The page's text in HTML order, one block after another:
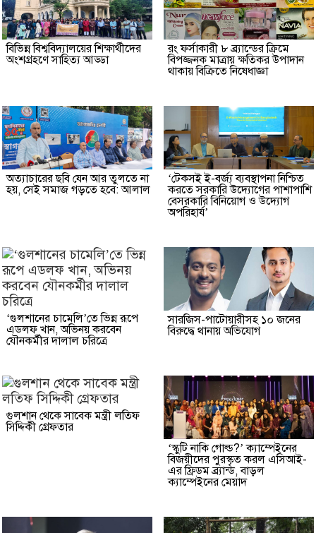
বিভিন্ন বিশ্ববিদ্যালয়ের শিক্ষার্থীদের
অংশগ্রহণে সাহিত্য আড্ডা
রং ফর্সাকারী ৮ ব্র্যান্ডের ক্রিমে
বিপজ্জনক মাত্রায় ক্ষতিকর উপাদান
থাকায় বিক্রিতে নিষেধাজ্ঞা
অত্যাচারের ছবি যেন আর তুলতে না
হয়, সেই সমাজ গড়তে হবে: আলাল
‘টেকসই ই-বর্জ্য ব্যবস্থাপনা নিশ্চিত
করতে সরকারি উদ্যোগের পাশাপাশি
বেসরকারি বিনিয়োগ ও উদ্যোগ
অপরিহার্য’
‘গুলশানের চামেলি’তে ভিন্ন রূপে
এডলফ খান, অভিনয় করবেন
যৌনকর্মীর দালাল চরিত্রে
সারজিস-পাটোয়ারীসহ ১০ জনের
বিরুদ্ধে থানায় অভিযোগ
গুলশান থেকে সাবেক মন্ত্রী লতিফ
সিদ্দিকী গ্রেফতার
‘স্কুটি নাকি গোল্ড?’ ক্যাম্পেইনের
বিজয়ীদের পুরস্কৃত করল এসিআই-
এর ফ্রিডম ব্র্যান্ড, বাড়ল
ক্যাম্পেইনের মেয়াদ